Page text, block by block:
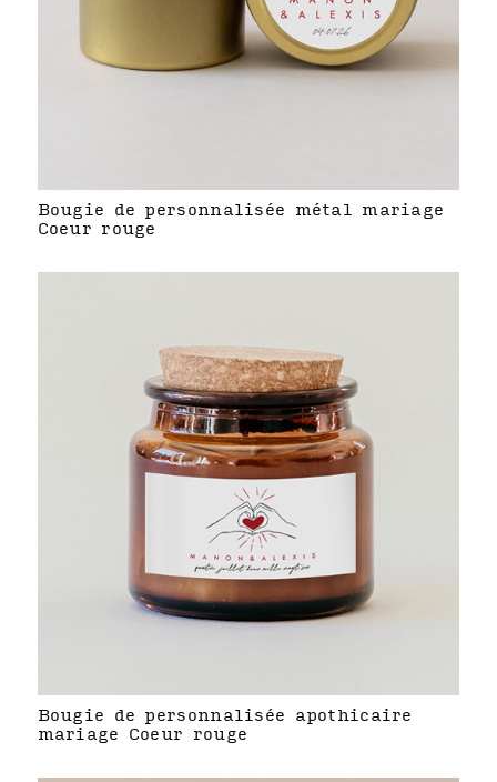
Bougie de personnalisée métal mariage
Coeur rouge
Bougie de personnalisée apothicaire
mariage Coeur rouge